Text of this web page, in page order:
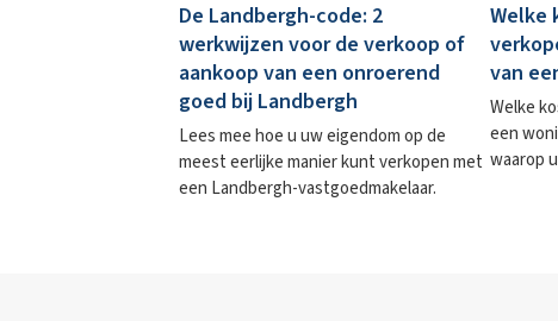
De Landbergh-code: 2
werkwijzen voor de verkoop of
aankoop van een onroerend
goed bij Landbergh
Lees mee hoe u uw eigendom op de
meest eerlijke manier kunt verkopen met
een Landbergh-vastgoedmakelaar.
Welke
van
Welke
een
waarop